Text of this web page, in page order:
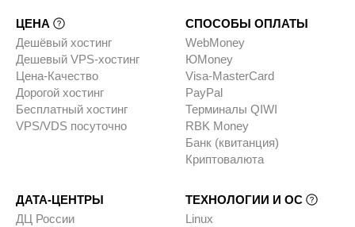
ЦЕНА
Дешёвый хостинг
Дешевый VPS-хостинг
Цена-Качество
Дорогой хостинг
Бесплатный хостинг
VPS/VDS посуточно
СПОСОБЫ ОПЛАТЫ
WebMoney
ЮMoney
Visa-MasterCard
PayPal
Терминалы QIWI
RBK Money
Банк (квитанция)
Криптовалюта
ДАТА-ЦЕНТРЫ
ДЦ России
ТЕХНОЛОГИИ И ОС
Linux